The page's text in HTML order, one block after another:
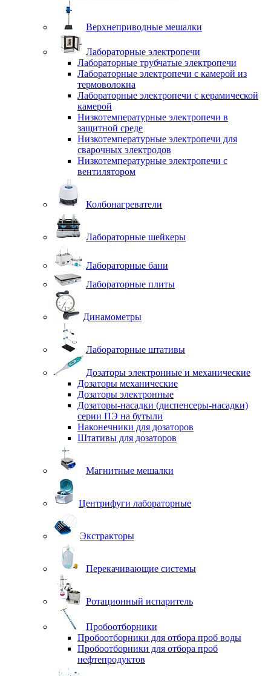
Верхнеприводные мешалки
Лабораторные электропечи
Лабораторные трубчатые электропечи
Лабораторные электропечи с камерой из
термоволокна
Лабораторные электропечи с керамической
камерой
Низкотемпературные электропечи в
защитной среде
Низкотемпературные электропечи для
cварочных электродов
Низкотемпературные электропечи с
вентилятором
Колбонагреватели
Лабораторные шейкеры
Лабораторные бани
Лабораторные плиты
Динамометры
Лабораторные штативы
Дозаторы электронные и механические
Дозаторы механические
Дозаторы электронные
Дозаторы-насадки (диспенсеры-насадки)
серии ПЭ на бутыли
Наконечники для дозаторов
Штативы для дозаторов
Магнитные мешалки
Центрифуги лабораторные
Экстракторы
Перекачивающие системы
Ротационный испаритель
Пробоотборники
Пробоотборники для отбора проб воды
Пробоотборники для отбора проб
нефтепродуктов